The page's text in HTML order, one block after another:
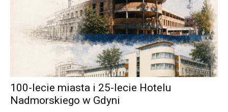
100-lecie miasta i 25-lecie Hotelu
Nadmorskiego w Gdyni